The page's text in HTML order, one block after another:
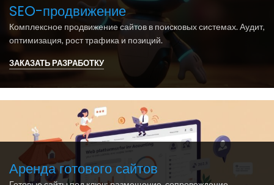
SEO-продвижение
Комплексное продвижение сайтов в поисковых системах. Аудит,
оптимизация, рост трафика и позиций.
ЗАКАЗАТЬ РАЗРАБОТКУ
Аренда готового сайтов